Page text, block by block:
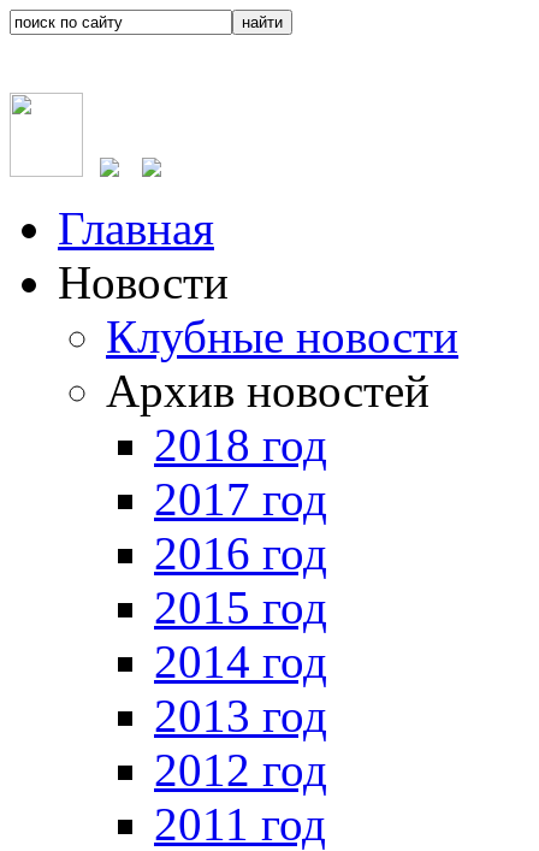
Главная
Новости
Клубные новости
Архив новостей
2018 год
2017 год
2016 год
2015 год
2014 год
2013 год
2012 год
2011 год